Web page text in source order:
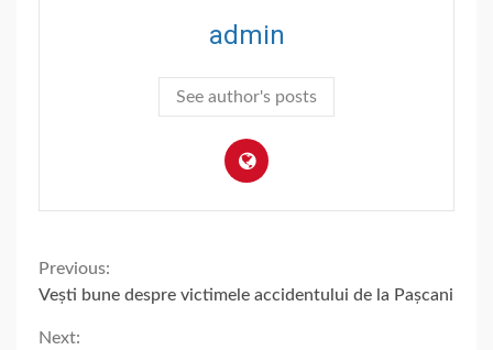
admin
See author's posts
Continue
Reading
Previous:
Vești bune despre victimele accidentului de la Pașcani
Next: